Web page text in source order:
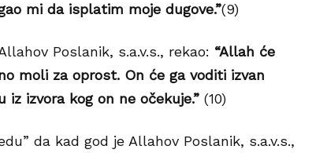
mi da isplatim moje dugove.”(9)
Poslanik, s.a.v.s., rekao: “Allah će
moli za oprost. On će ga voditi izvan
izvora kog on ne očekuje.” (10)
da kad god je Allahov Poslanik, s.a.v.s.,